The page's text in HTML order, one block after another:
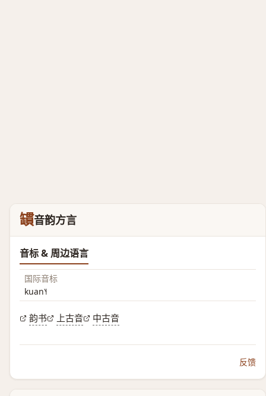
罆音韵方言
音标 & 周边语言
国际音标
kuan˥˧
韵书 上古音 中古音
反馈